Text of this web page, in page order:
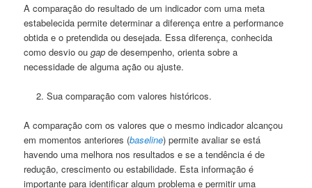
A comparação do resultado de um indicador com uma meta
estabelecida permite determinar a diferença entre a performance
obtida e o pretendida ou desejada. Essa diferença, conhecida
como desvio ougap de desempenho, orienta sobre a
necessidade de alguma ação ou ajuste.
Sua comparação com valores históricos.
A comparação com os valores que o mesmo indicador alcançou
em momentos anteriores (baseline) permite avaliar se está
havendo uma melhora nos resultados e se a tendência é de
redução, crescimento ou estabilidade. Esta informação é
importante para identificar algum problema e permitir uma